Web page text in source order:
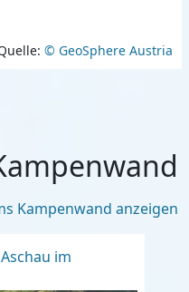
© GeoSphere Austria
Kampenwand anzeigen
im